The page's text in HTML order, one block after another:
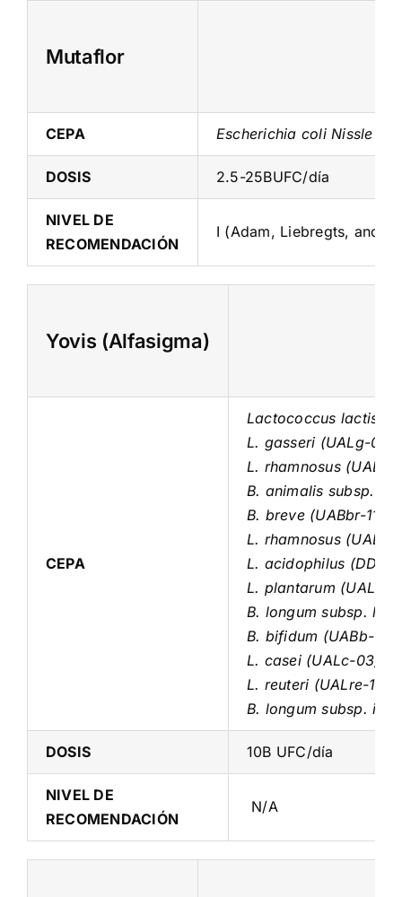
contentMutaflor
CEPA Escherichia coli Nissle
DOSIS 2.5-25BUFC/día
NIVEL DE
RECOMENDACIÓN
I (Adam, Liebregts, and
Yovis (Alfasigma)
CEPA
Lactococcus lactis
L. gasseri (UALg-05),
L. rhamnosus (UALr-
B. animalis subsp.
B. breve (UABbr-11),
L. rhamnosus (UALr-
L. acidophilus
L. plantarum (UALp-
B. longum subsp.
B. bifidum (UABb-10)
L. casei (UALc-03)
L. reuteri (UALre-16)
B. longum subsp.
DOSIS 10B UFC/día
NIVEL DE
RECOMENDACIÓN
N/A